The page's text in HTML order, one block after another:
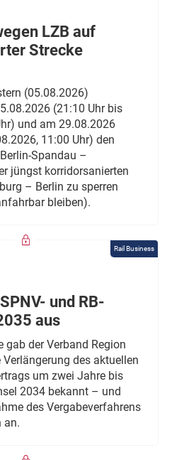
LZB auf
Strecke
(05.08.2026)
(21:10 Uhr bis
und am 29.08.2026
11:00 Uhr) den
Spandau –
jüngst korridorsanierten
– Berlin zu sperren
bleiben).
Rail Business
und RB-
aus
gab der Verband Region
des aktuellen
um zwei Jahre bis
2034 bekannt – und
des Vergabeverfahrens
an.